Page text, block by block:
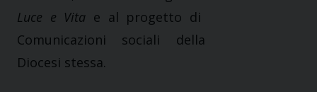
Luce e Vita e al progetto di
Comunicazioni sociali della
Diocesi stessa.